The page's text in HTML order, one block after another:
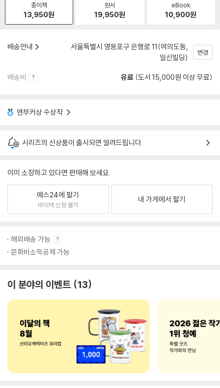
종이책
13,950원
원서
19,950원
eBook
10,900원
배송안내
서울특별시 영등포구 은행로 11(여의도동,
일신빌딩)
변경
배송비 유료 (도서 15,000원 이상 무료)
맨부커상 수상작
시리즈의 신상품이 출시되면 알려드립니다.
이미 소장하고 있다면 판매해 보세요.
예스24에 팔기
바이백 신청 불가
내 가게에서 팔기
해외배송 가능
문화비소득공제 가능
이 분야의 이벤트 13